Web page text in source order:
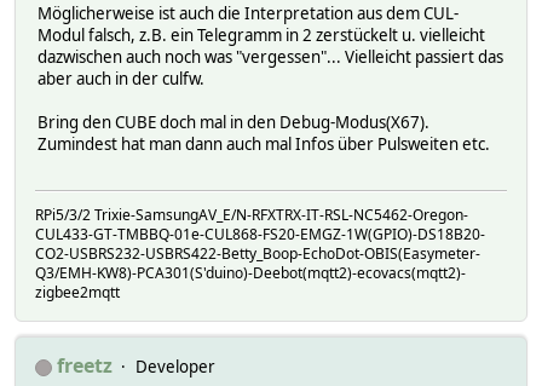
Möglicherweise ist auch die Interpretation aus dem CUL-
Modul falsch, z.B. ein Telegramm in 2 zerstückelt u. vielleicht
dazwischen auch noch was "vergessen"... Vielleicht passiert das
aber auch in der culfw.
Bring den CUBE doch mal in den Debug-Modus(X67).
Zumindest hat man dann auch mal Infos über Pulsweiten etc.
RPi5/3/2 Trixie-SamsungAV_E/N-RFXTRX-IT-RSL-NC5462-Oregon-
CUL433-GT-TMBBQ-01e-CUL868-FS20-EMGZ-1W(GPIO)-DS18B20-
CO2-USBRS232-USBRS422-Betty_Boop-EchoDot-OBIS(Easymeter-
Q3/EMH-KW8)-PCA301(S'duino)-Deebot(mqtt2)-ecovacs(mqtt2)-
zigbee2mqtt
freetz
Developer